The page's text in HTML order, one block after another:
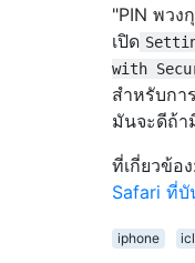
"PIN พวง
เปิด
with
สำหรับกา
มันจะดีถ้า
ที่เกี่ยวข้อ
Safari ที่
iphone